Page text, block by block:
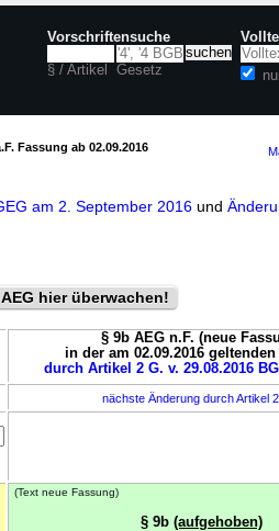
Vorschriftensuche
§ / Artikel Gesetz
Fassung ab 02.09.2016
am 2. September 2016 und
AEG hier überwachen!
§ 9b AEG n.F. (neue
in der am 02.09.2016
durch Artikel 2 G. v. 29.08.2016
nächste Änderung durch Artikel 2
(Text neue Fassung)
§ 9b (aufgehoben)